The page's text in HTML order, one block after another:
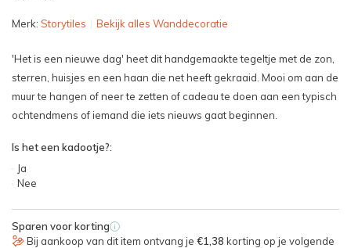
Merk: Storytiles Bekijk alles Wanddecoratie
'Het is een nieuwe dag' heet dit handgemaakte tegeltje met de zon,
sterren, huisjes en een haan die net heeft gekraaid. Mooi om aan de
muur te hangen of neer te zetten of cadeau te doen aan een typisch
ochtendmens of iemand die iets nieuws gaat beginnen.
Is het een kadootje?:
Ja
Nee
Sparen voor korting i
Bij aankoop van dit item ontvang je €1,38 korting op je volgende